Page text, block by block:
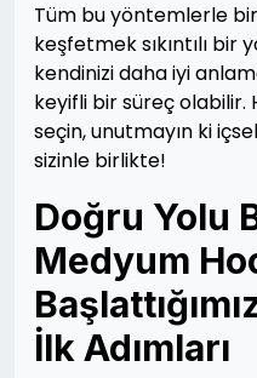
Tüm bu yöntemlerle
keşfetmek sıkıntılı bir
kendinizi daha iyi
keyifli bir süreç olabilir.
seçin, unutmayın ki
sizinle birlikte!
Doğru Yolu
Medyum
İlk Adımları